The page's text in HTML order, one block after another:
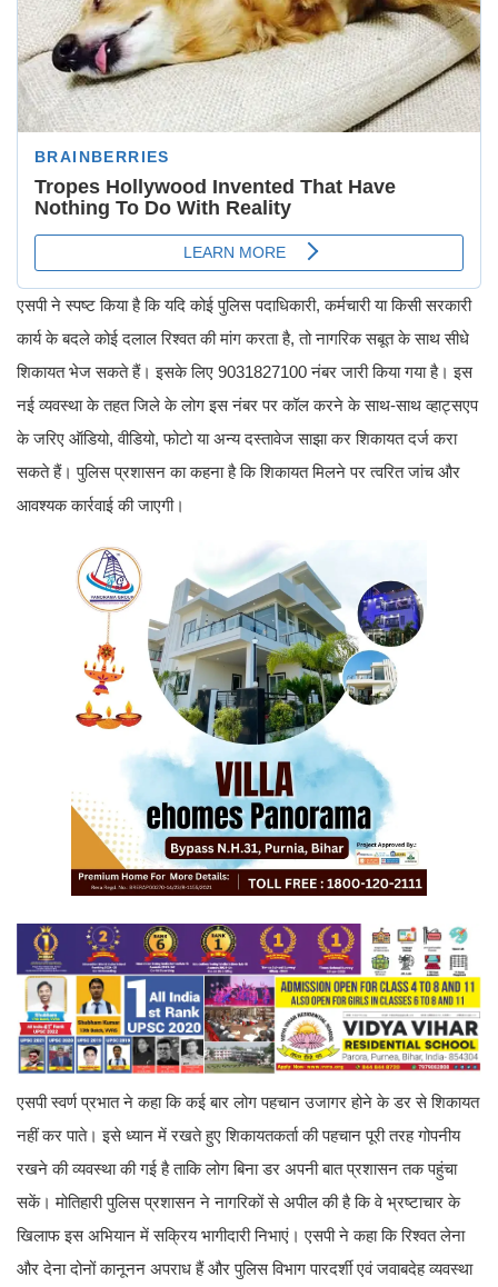
एसपी ने स्पष्ट किया है कि यदि कोई पुलिस पदाधिकारी, कर्मचारी या किसी सरकारी
कार्य के बदले कोई दलाल रिश्वत की मांग करता है, तो नागरिक सबूत के साथ सीधे
शिकायत भेज सकते हैं। इसके लिए 9031827100 नंबर जारी किया गया है। इस
नई व्यवस्था के तहत जिले के लोग इस नंबर पर कॉल करने के साथ-साथ व्हाट्सएप
के जरिए ऑडियो, वीडियो, फोटो या अन्य दस्तावेज साझा कर शिकायत दर्ज करा
सकते हैं। पुलिस प्रशासन का कहना है कि शिकायत मिलने पर त्वरित जांच और
आवश्यक कार्रवाई की जाएगी।
एसपी स्वर्ण प्रभात ने कहा कि कई बार लोग पहचान उजागर होने के डर से शिकायत
नहीं कर पाते। इसे ध्यान में रखते हुए शिकायतकर्ता की पहचान पूरी तरह गोपनीय
रखने की व्यवस्था की गई है ताकि लोग बिना डर अपनी बात प्रशासन तक पहुंचा
सकें। मोतिहारी पुलिस प्रशासन ने नागरिकों से अपील की है कि वे भ्रष्टाचार के
खिलाफ इस अभियान में सक्रिय भागीदारी निभाएं। एसपी ने कहा कि रिश्वत लेना
और देना दोनों कानूनन अपराध हैं और पुलिस विभाग पारदर्शी एवं जवाबदेह व्यवस्था